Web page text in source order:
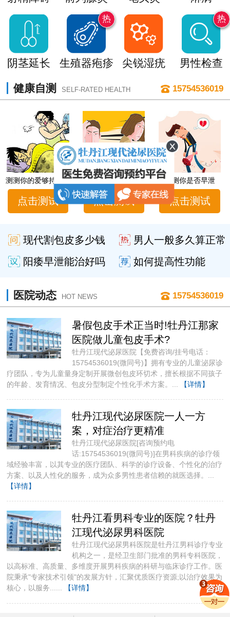
阴茎延长
热
生殖器疱疹 尖锐湿疣
热
男性检查
健康自测 SELF-RATED HEALTH 15754536019
测测你的爱够持久吗
点击测试
男性性功能障碍自测
点击测试
测测你是否早泄
点击测试
现代割包皮多少钱
男人一般多久算正常
阳痿早泄能治好吗
如何提高性功能
医院动态 HOT NEWS 15754536019
暑假包皮手术正当时!牡丹江那家
医院做儿童包皮手术?
牡丹江现代泌尿医院【免费咨询/挂号电话：
15754536019(微同号)】拥有专业的儿童泌尿诊
疗团队，专为儿童量身定制开展微创包皮环切术，擅长根据不同孩子
的年龄、发育情况、包皮分型制定个性化手术方案。...
【详情】
牡丹江现代泌尿医院一人一方
案，对症治疗更精准
牡丹江现代泌尿医院[咨询预约电
话:15754536019(微同号)]​在男科疾病的诊疗领
域经验丰富，以其专业的医疗团队、科学的诊疗设备、个性化的治疗
方案、以及人性化的服务，成为众多男性患者信赖的就医选择。...
【详情】
牡丹江看男科专业的医院？牡丹
江现代泌尿男科医院
牡丹江现代泌尿男科医院是牡丹江男科诊疗专业
机构之一，是经卫生部门批准的男科专科医院，
以高标准、高质量、多维度开展男科疾病的科研与临床诊疗工作。医
院秉承"专家技术引领"的发展方针，汇聚优质医疗资源;以治疗效果为
核心，以服务......
【详情】